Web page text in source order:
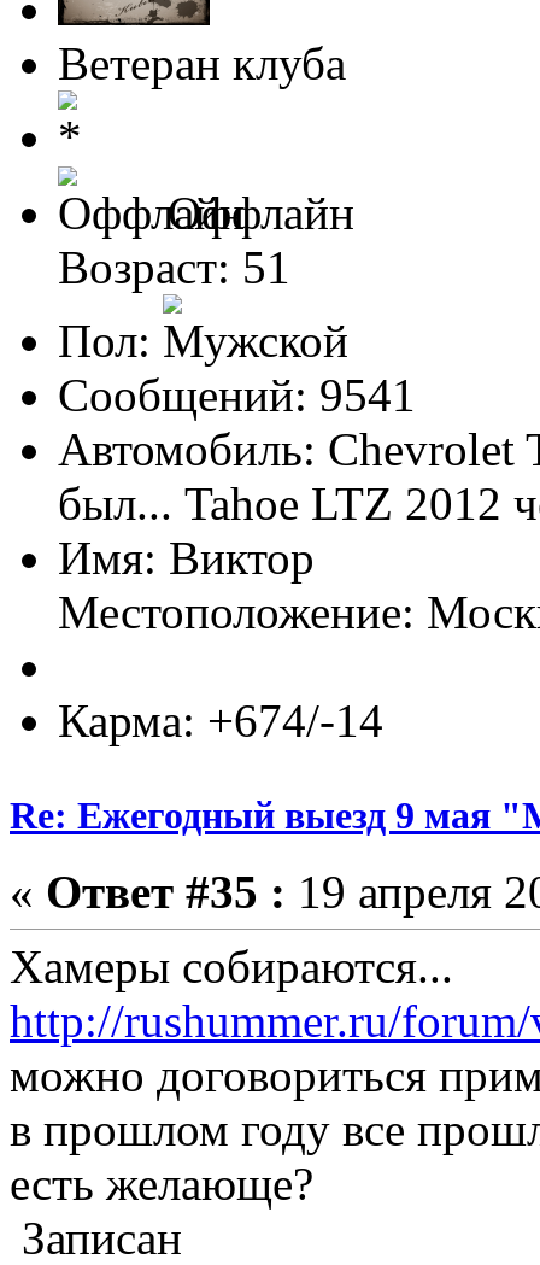
Ветеран клуба
Оффлайн
Возраст: 51
Пол:
Сообщений: 9541
Автомобиль: Chevrolet
был... Tahoe LTZ 2012
Имя: Виктор
Местоположение:
Карма: +674/-14
Re: Ежегодный выезд 9 мая
« Ответ #35 : 19 апреля
Хамеры собираются...
http://rushummer.ru/
можно договориться
в прошлом году все
есть желающе?
Записан